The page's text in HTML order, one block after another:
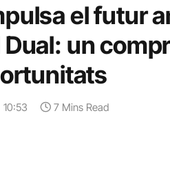
el futur
un
10:53 7 Mins Read